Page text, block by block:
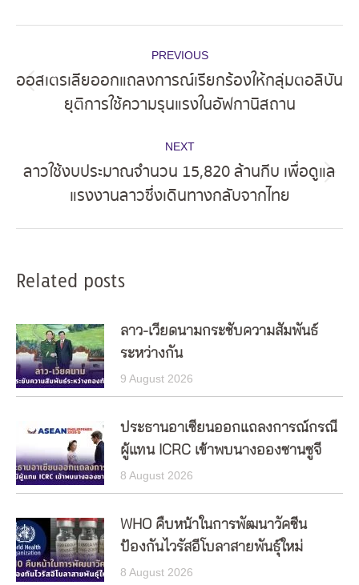
navigation
PREVIOUS
Previous
post:
ออสเตรเลียออกแถลงการณ์เรียกร้องให้กลุ่มตอลิบัน
ยุติการใช้ความรุนแรงในอัฟกานิสถาน
NEXT
Next
post:
ลาวใช้งบประมาณจำนวน 15,820 ล้านกีบ เพื่อดูแล
แรงงานลาวซึ่งเดินทางกลับจากไทย
Related posts
ลาว-เวียดนามกระชับความสัมพันธ์
ระหว่างกัน
9 August 2026
ประธานอาเซียนออกแถลงการณ์กรณี
ผู้แทน ICRC เข้าพบนางอองซานซูจี
8 August 2026
WHO คืบหน้าในการพัฒนาวัคซีน
ป้องกันไวรัสอีโบลาสายพันธุ์ใหม่
8 August 2026